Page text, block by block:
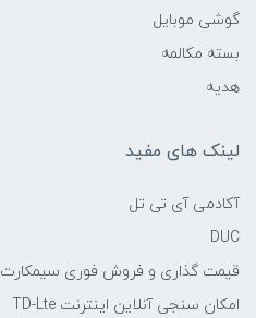
گوشی موبایل
بسته مکالمه
هدیه
لینک های مفید
آکادمی آی تی تل
DUC
قیمت گذاری و فروش فوری سیمکارت 0912
امکان سنجی آنلاین اینترنت TD-Lte